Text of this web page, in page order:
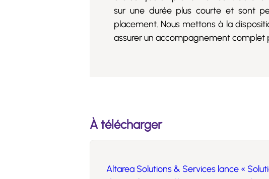
sur une durée plus courte et sont
placement. Nous mettons à la
assurer un accompagnement complet
À télécharger
Altarea Solutions & Services lance «